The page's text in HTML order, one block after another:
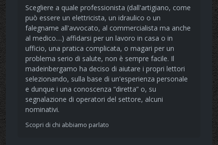
Scegliere a quale professionista (dall'artigiano, come
può essere un elettricista, un idraulico o un
falegname all'avvocato, al commercialista ma anche
al medico....) affidarsi per un lavoro in casa o in
ufficio, una pratica complicata, o magari per un
problema serio di salute, non è sempre facile. Il
madeinbergamo ha deciso di aiutare i propri lettori
selezionando, sulla base di un'esperienza personale
e dunque i una conoscenza “diretta” o, su
segnalazione di operatori del settore, alcuni
nominativi.
Scopri di chi abbiamo parlato